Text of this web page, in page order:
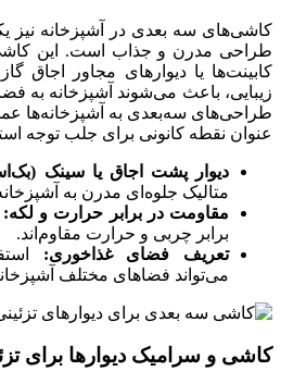
کاشی‌های سه‌ بعدی در آشپزخانه نیز
طراحی مدرن و جذاب است. این
کابینت‌ها یا دیوارهای مجاور اجاق
زیبایی، باعث می‌شوند آشپزخانه به
طراحی‌های سه‌بعدی به آشپزخانه‌ها
عنوان نقطه کانونی برای جلب توجه
دیوار پشت اجاق یا سینک
متالیک جلوه‌ای مدرن به
مقاومت در برابر حرارت و لکه:
برابر چربی و حرارت مقاوم‌اند.
تعریف فضای غذاخوری:
می‌تواند فضاهای مختلف
کاشی و سرامیک دیوارها برای